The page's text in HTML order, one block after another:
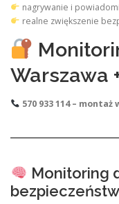
nagrywanie i
realne zwiększenie
Warszawa
570 933 114 –
Monitoring